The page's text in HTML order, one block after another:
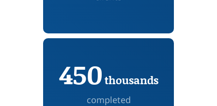
450thousands
completed